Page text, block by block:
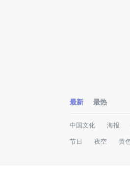
最新 最热
中国文化 海报
节日 夜空 黄